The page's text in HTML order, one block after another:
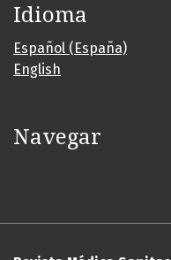
Idioma
Español (España)
English
Navegar